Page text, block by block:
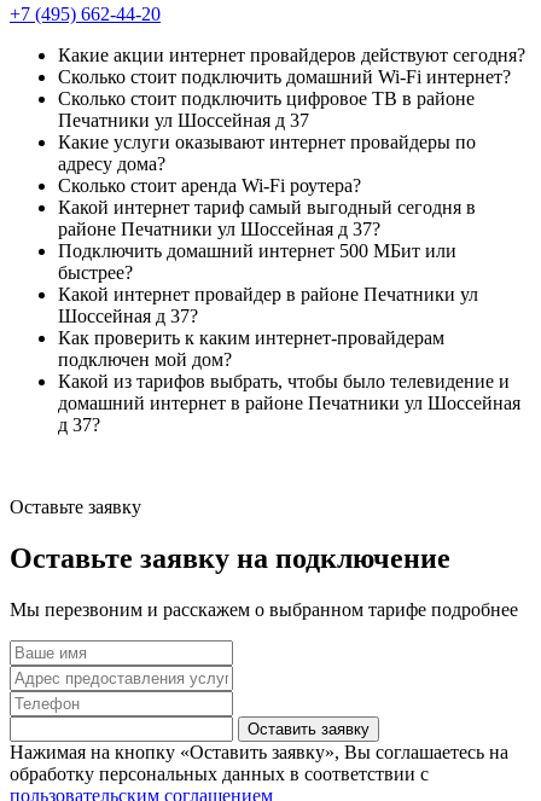
+7 (495) 662-44-20
Какие акции интернет провайдеров действуют сегодня?
Сколько стоит подключить домашний Wi-Fi интернет?
Сколько стоит подключить цифровое ТВ в районе
Печатники ул Шоссейная д 37
Какие услуги оказывают интернет провайдеры по
адресу дома?
Сколько стоит аренда Wi-Fi роутера?
Какой интернет тариф самый выгодный сегодня в
районе Печатники ул Шоссейная д 37?
Подключить домашний интернет 500 МБит или
быстрее?
Какой интернет провайдер в районе Печатники ул
Шоссейная д 37?
Как проверить к каким интернет-провайдерам
подключен мой дом?
Какой из тарифов выбрать, чтобы было телевидение и
домашний интернет в районе Печатники ул Шоссейная
д 37?
Оставьте заявку
Оставьте заявку на подключение
Мы перезвоним и расскажем о выбранном тарифе подробнее
Оставить заявку
Нажимая на кнопку «Оставить заявку», Вы соглашаетесь на
обработку персональных данных в соответствии с
пользовательским соглашением